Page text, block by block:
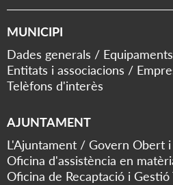
MUNICIPI
Dades generals
Entitats i associacions
Telèfons d'interès
AJUNTAMENT
L'Ajuntament
Govern Obert
Oficina d'assistència en
Oficina de Recaptació i Gestió